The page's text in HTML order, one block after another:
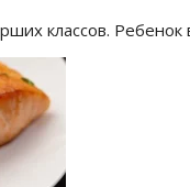
классов.